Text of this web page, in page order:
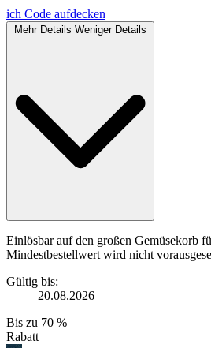
ich Code aufdecken
Mehr Details Weniger Details
Einlösbar auf den großen Gemüsekorb
Mindestbestellwert wird nicht
Gültig bis:
20.08.2026
Bis zu 70 %
Rabatt